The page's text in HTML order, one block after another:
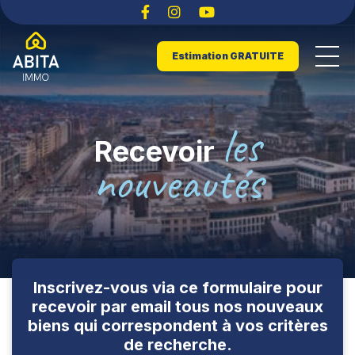
Estimation GRATUITE
Recevoirles
nouveautés
Inscrivez-vous via ce formulaire pour
recevoir par email tous nos nouveaux
biens qui correspondent à vos critères
de recherche.